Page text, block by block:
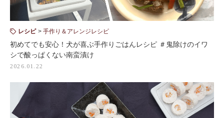
レシピ 手作り＆アレンジレシピ
初めてでも安心！犬が喜ぶ手作りごはんレシピ ＃鬼除けのイワ
シで酸っぱくない南蛮漬け
2026.01.22